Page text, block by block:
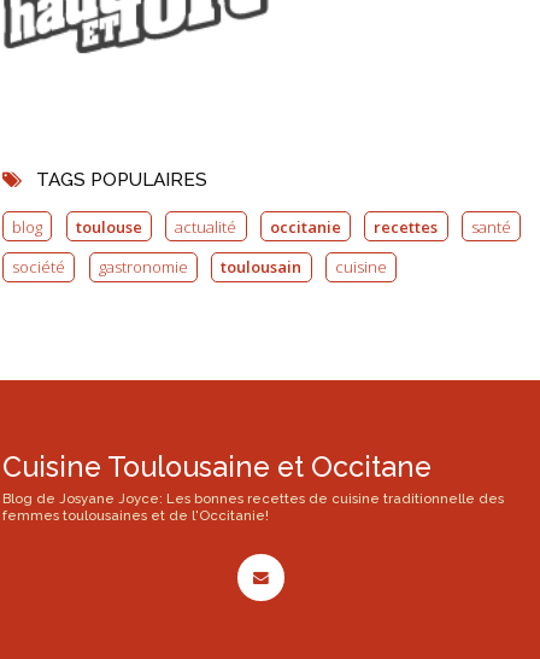
TAGS POPULAIRES
blog toulouse actualité occitanie recettes
santé
société
gastronomie toulousain cuisine
Cuisine Toulousaine et Occitane
Blog de Josyane Joyce: Les bonnes recettes de cuisine traditionnelle des
femmes toulousaines et de l'Occitanie!